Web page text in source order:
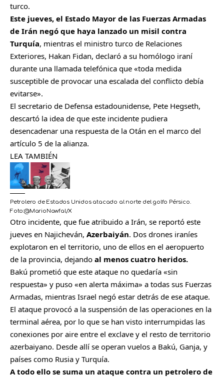
turco.
Este jueves, el Estado Mayor de las Fuerzas Armadas
de Irán negó que haya lanzado un misil contra
Turquía, mientras el ministro turco de Relaciones
Exteriores, Hakan Fidan, declaró a su homólogo iraní
durante una llamada telefónica que «toda medida
susceptible de provocar una escalada del conflicto debía
evitarse».
El secretario de Defensa estadounidense, Pete Hegseth,
descartó la idea de que este incidente pudiera
desencadenar una respuesta de la Otán en el marco del
artículo 5 de la alianza.
LEA TAMBIÉN
Petrolero de Estados Unidos atacado al norte del golfo Pérsico.
Foto:@MarioNawfal/X
Otro incidente, que fue atribuido a Irán, se reportó este
jueves en Najicheván, Azerbaiyán. Dos drones iraníes
explotaron en el territorio, uno de ellos en el aeropuerto
de la provincia, dejando al menos cuatro heridos.
Bakú prometió que este ataque no quedaría «sin
respuesta» y puso «en alerta máxima» a todas sus Fuerzas
Armadas, mientras Israel negó estar detrás de ese ataque.
El ataque provocó a la suspensión de las operaciones en la
terminal aérea, por lo que se han visto interrumpidas las
conexiones por aire entre el exclave y el resto de territorio
azerbaiyano. Desde allí se operan vuelos a Bakú, Ganja, y
países como Rusia y Turquía.
A todo ello se suma un ataque contra un petrolero de